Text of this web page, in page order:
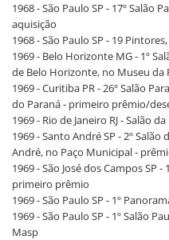
1968 - São Paulo SP - 17º Salão
aquisição
1968 - São Paulo SP - 19
1969 - Belo Horizonte MG - 1º
de Belo Horizonte, no Museu
1969 - Curitiba PR - 26º Salão
do Paraná - primeiro prêmio/
1969 - Rio de Janeiro RJ - Salão
1969 - Santo André SP - 2º
André, no Paço Municipal -
1969 - São José dos Campos SP
primeiro prêmio
1969 - São Paulo SP - 1º
1969 - São Paulo SP - 1º Salão
Masp